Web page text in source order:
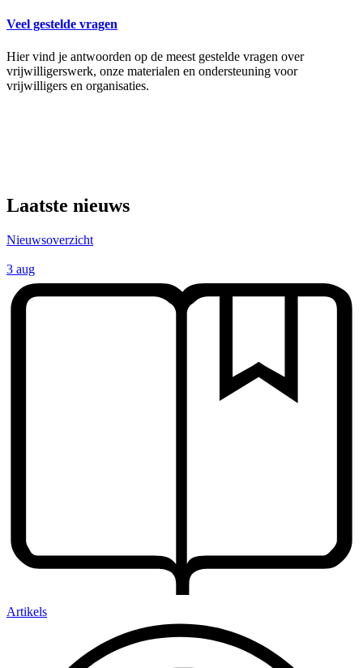
Veel gestelde vragen
Hier vind je antwoorden op de meest gestelde vragen over
vrijwilligerswerk, onze materialen en ondersteuning voor
vrijwilligers en organisaties.
Laatste nieuws
Nieuwsoverzicht
3 aug
Artikels